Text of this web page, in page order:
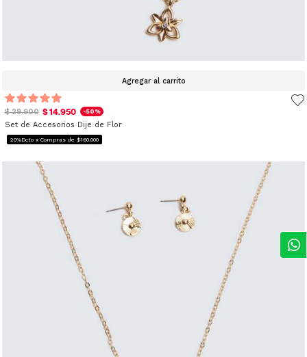
Agregar al carrito
$ 29.900 $ 14.950 -50%
Set de Accesorios Dije de Flor
20%Dcto x Compras de $160.000